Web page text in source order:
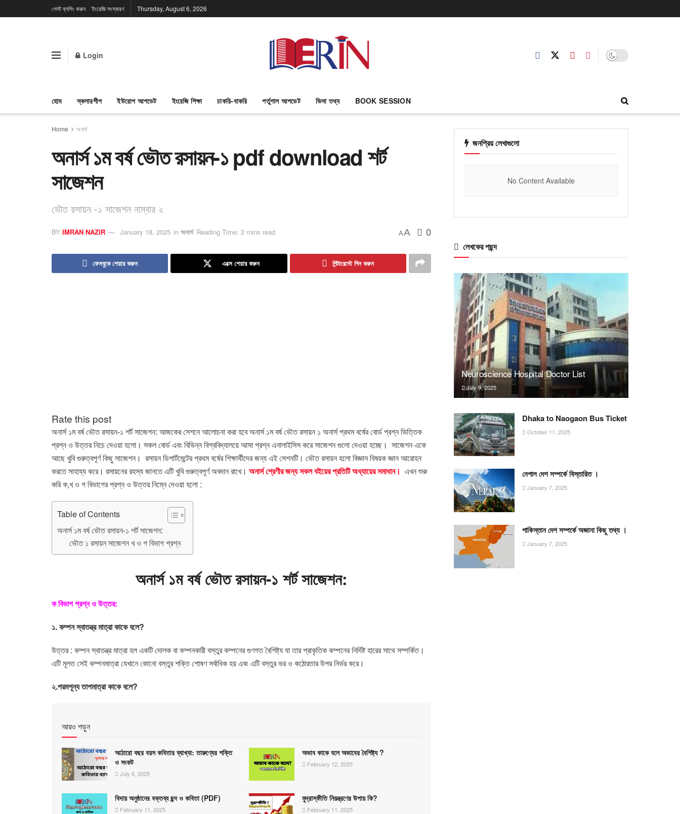
গেস্ট ব্লগিং করুন ইংরেজি সংস্করণ Thursday, August 6, 2026
Login
হোম স্কলারশীপ ইউরোপ আপডেট ইংরেজি শিক্ষা চাকরি-বাকরি পর্তুগাল আপডেট ভিসা তথ্য BOOK SESSION
Home অনার্স
অনার্স ১ম বর্ষ ভৌত রসায়ন-১ pdf download শর্ট
সাজেশন
ভৌত রসায়ন -১ সাজেশন নাম্বার ২
BY IMRAN NAZIR January 18, 2025 in অনার্স Reading Time: 2 mins read AA 0
ফেসবুকে শেয়ার করুন এক্সে শেয়ার করুন পিন্টারেস্টে পিন করুন
Rate this post
অনার্স ১ম বর্ষ ভৌত রসায়ন-১ শর্ট সাজেশন: আজকের সেশনে আলোচনা করা হবে অনার্স ১ম বর্ষ ভৌত রসায়ন ১ অনার্স প্রথম বর্ষের বোর্ড প্রশ্ন ভিত্তিক
প্রশ্ন ও উত্তর নিচে দেওয়া হলো। সকল বোর্ড এবং বিভিন্ন বিশ্ববিদ্যালয়ে আসা প্রশ্ন এনালাইসিস করে সাজেশন গুলো দেওয়া হচ্ছে। সাজেশন একে
আছে খুবি গুরুত্বপূর্ণ কিছু সাজেশন। রসায়ন ডিপার্টমেন্টের প্রথম বর্ষের শিক্ষার্থীদের জন্য এই সেশনটি। ভৌত রসায়ন হলো বিজ্ঞান বিষয়ক জ্ঞান আরোহন
করতে সাহায্য করে। রসায়নের রহস্য জানতে এটি খুবি গুরুত্বপূর্ণ অবদান রাখে। অনার্স শ্রেণীর জন্য সকল বইয়ের প্রতিটি অধ্যায়ের সমাধান। এখন শুরু
করি ক,খ ও গ বিভাগের প্রশ্ন ও উত্তর নিম্নে দেওয়া হলো :
Table of Contents
অনার্স ১ম বর্ষ ভৌত রসায়ন-১ শর্ট সাজেশন:
ভৌত ১ রসায়ন সাজেশন খ ও গ বিভাগ প্রশ্ন
অনার্স ১ম বর্ষ ভৌত রসায়ন-১ শর্ট সাজেশন:
ক বিভাগ প্রশ্ন ও উত্তর:
১. কম্পন স্বাতন্ত্র মাত্রা কাকে বলে?
উত্তর : কম্পন স্বাতন্ত্র মাত্রা হল একটি দোলক বা কম্পনকারী বস্তুর কম্পনের গুণগত বৈশিষ্ট্য যা তার প্রাকৃতিক কম্পনের নির্দিষ্ট হারের সাথে সম্পর্কিত।
এটি মূলত সেই কম্পনমাত্রা যেখানে কোনো বস্তুর শক্তি শোষণ সর্বাধিক হয় এবং এটি বস্তুর ভর ও কঠোরতার উপর নির্ভর করে।
২.পরমশূন্য তাপমাত্রা কাকে বলে?
আরও পড়ুন
আঠারো বছর বয়স কবিতার ব্যাখ্যা: তারুণ্যের শক্তি
ও সংকট
July 6, 2025
অভাব কাকে বলে অভাবের বৈশিষ্ট্য ?
February 12, 2025
বিদায় অনুষ্ঠানের বক্তব্য ছন্দ ও কবিতা (PDF)
February 11, 2025
মুদ্রাস্ফীতি নিয়ন্ত্রণের উপায় কি?
February 11, 2025
জনপ্রিয় লেখাগুলো
No Content Available
লেখকের পছন্দ
Neuroscience Hospital Doctor List
July 9, 2025
Dhaka to Naogaon Bus Ticket
October 11, 2025
নেপাল দেশ সম্পর্কে বিস্তারিত ।
January 7, 2025
পাকিস্তান দেশ সম্পর্কে অজানা কিছু তথ্য ।
January 7, 2025